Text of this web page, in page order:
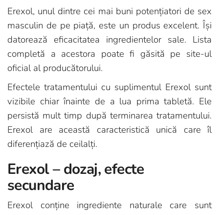
Erexol, unul dintre cei mai buni potențiatori de sex
masculin de pe piață, este un produs excelent. Își
datorează eficacitatea ingredientelor sale. Lista
completă a acestora poate fi găsită pe site-ul
oficial al producătorului.
Efectele tratamentului cu suplimentul Erexol sunt
vizibile chiar înainte de a lua prima tabletă. Ele
persistă mult timp după terminarea tratamentului.
Erexol are această caracteristică unică care îl
diferențiază de ceilalți.
Erexol – dozaj, efecte
secundare
Erexol conține ingrediente naturale care sunt